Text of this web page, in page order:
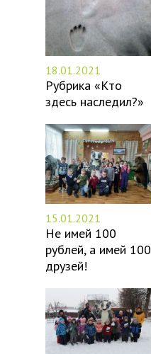
18.01.2021
Рубрика «Кто
здесь наследил?»
15.01.2021
Не имей 100
рублей, а имей 100
друзей!